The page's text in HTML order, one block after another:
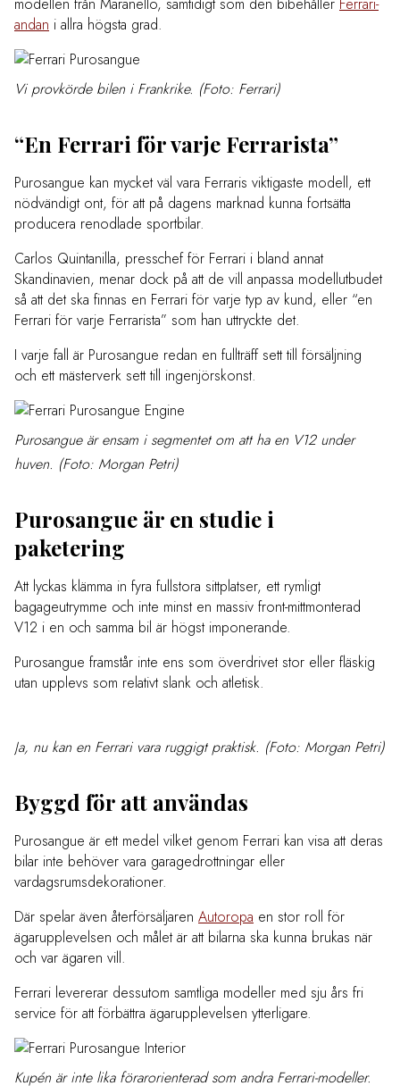
andan i allra högsta grad.
Vi provkörde bilen i Frankrike. (Foto: Ferrari)
“En Ferrari för varje Ferrarista”
Purosangue kan mycket väl vara Ferraris viktigaste modell, ett
nödvändigt ont, för att på dagens marknad kunna fortsätta
producera renodlade sportbilar.
Carlos Quintanilla, presschef för Ferrari i bland annat
Skandinavien, menar dock på att de vill anpassa modellutbudet
så att det ska finnas en Ferrari för varje typ av kund, eller “en
Ferrari för varje Ferrarista” som han uttryckte det.
I varje fall är Purosangue redan en fullträff sett till försäljning
och ett mästerverk sett till ingenjörskonst.
Purosangue är ensam i segmentet om att ha en V12 under
huven. (Foto: Morgan Petri)
Purosangue är en studie i
paketering
Att lyckas klämma in fyra fullstora sittplatser, ett rymligt
bagageutrymme och inte minst en massiv front-mittmonterad
V12 i en och samma bil är högst imponerande.
Purosangue framstår inte ens som överdrivet stor eller fläskig
utan upplevs som relativt slank och atletisk.
Ja, nu kan en Ferrari vara ruggigt praktisk. (Foto: Morgan Petri)
Byggd för att användas
Purosangue är ett medel vilket genom Ferrari kan visa att deras
bilar inte behöver vara garagedrottningar eller
vardagsrumsdekorationer.
Där spelar även återförsäljaren Autoropa en stor roll för
ägarupplevelsen och målet är att bilarna ska kunna brukas när
och var ägaren vill.
Ferrari levererar dessutom samtliga modeller med sju års fri
service för att förbättra ägarupplevelsen ytterligare.
Kupén är inte lika förarorienterad som andra Ferrari-modeller.